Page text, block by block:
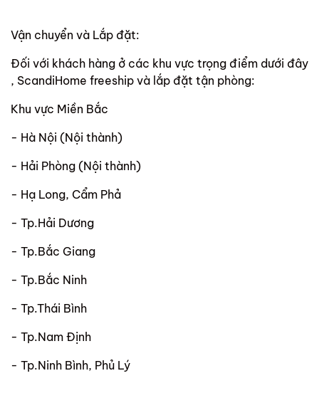
Vận chuyển và Lắp đặt:
Đối với khách hàng ở các khu vực trọng điểm dưới đây
, ScandiHome freeship và lắp đặt tận phòng:
Khu vực Miền Bắc
- Hà Nội (Nội thành)
- Hải Phòng (Nội thành)
- Hạ Long, Cẩm Phả
- Tp.Hải Dương
- Tp.Bắc Giang
- Tp.Bắc Ninh
- Tp.Thái Bình
- Tp.Nam Định
- Tp.Ninh Bình, Phủ Lý